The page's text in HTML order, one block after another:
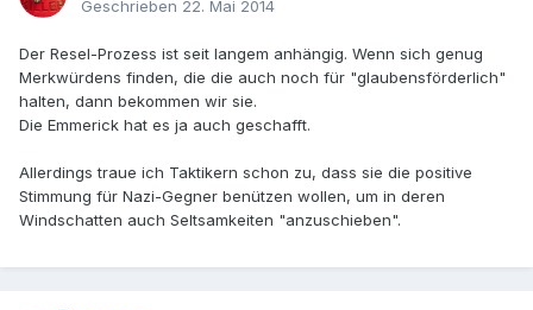
Geschrieben 22. Mai 2014
Der Resel-Prozess ist seit langem anhängig. Wenn sich genug
Merkwürdens finden, die die auch noch für "glaubensförderlich"
halten, dann bekommen wir sie.
Die Emmerick hat es ja auch geschafft.
Allerdings traue ich Taktikern schon zu, dass sie die positive
Stimmung für Nazi-Gegner benützen wollen, um in deren
Windschatten auch Seltsamkeiten "anzuschieben".